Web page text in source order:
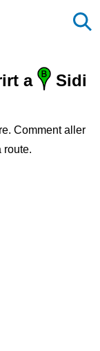
a
Sidi
Comment aller
route.